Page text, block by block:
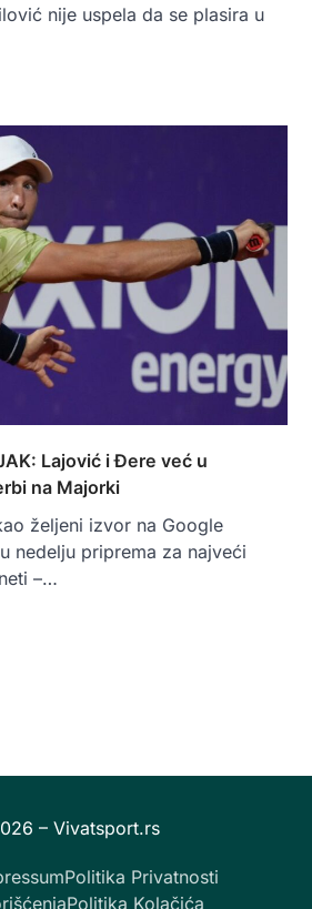
nije uspela da se plasira u
Lajović i Đere već u
na Majorki
željeni izvor na Google
nedelju priprema za najveći
–…
Politika Privatnosti
Politika Kolačića